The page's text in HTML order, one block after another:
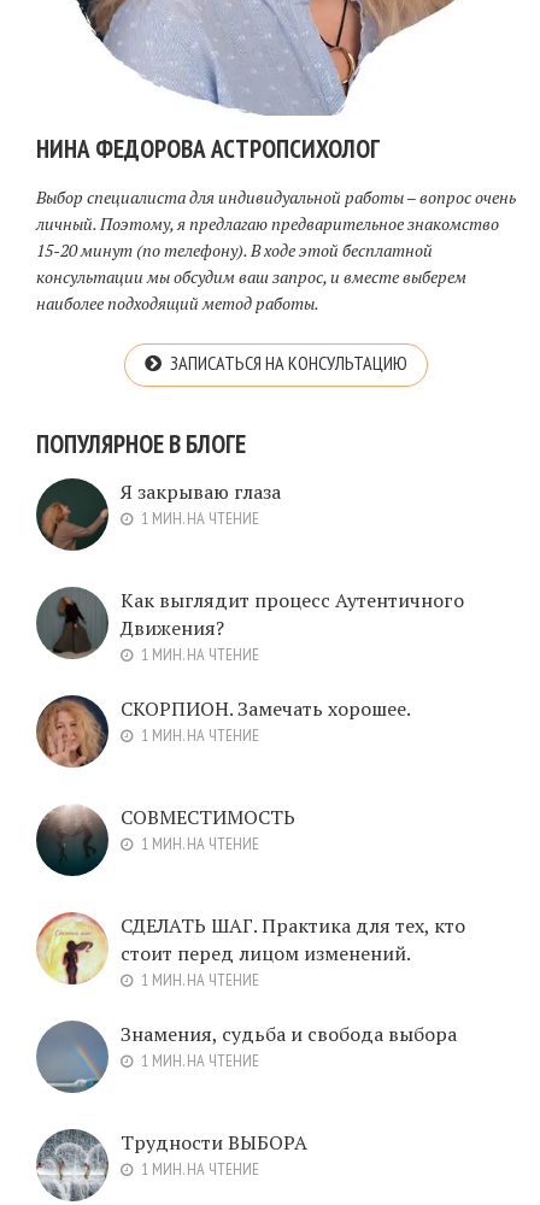
НИНА ФЕДОРОВА АСТРОПСИХОЛОГ
Выбор специалиста для индивидуальной работы – вопрос очень
личный. Поэтому, я предлагаю предварительное знакомство
15-20 минут (по телефону). В ходе этой бесплатной
консультации мы обсудим ваш запрос, и вместе выберем
наиболее подходящий метод работы.
ЗАПИСАТЬСЯ НА КОНСУЛЬТАЦИЮ
ПОПУЛЯРНОЕ В БЛОГЕ
Я закрываю глаза
1 МИН. НА ЧТЕНИЕ
Как выглядит процесс Аутентичного
Движения?
1 МИН. НА ЧТЕНИЕ
СКОРПИОН. Замечать хорошее.
1 МИН. НА ЧТЕНИЕ
СОВМЕСТИМОСТЬ
1 МИН. НА ЧТЕНИЕ
СДЕЛАТЬ ШАГ. Практика для тех, кто
стоит перед лицом изменений.
1 МИН. НА ЧТЕНИЕ
Знамения, судьба и свобода выбора
1 МИН. НА ЧТЕНИЕ
Трудности ВЫБОРА
1 МИН. НА ЧТЕНИЕ